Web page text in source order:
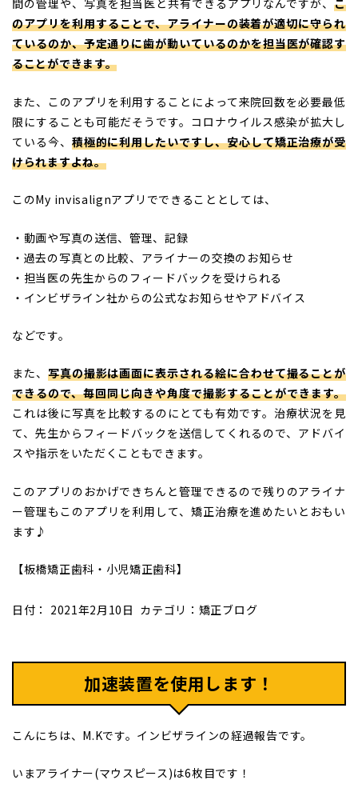
間の管理や、写真を担当医と共有できるアプリなんですが、こ
のアプリを利用することで、アライナーの装着が適切に守られ
ているのか、予定通りに歯が動いているのかを担当医が確認す
ることができます。
また、このアプリを利用することによって来院回数を必要最低
限にすることも可能だそうです。コロナウイルス感染が拡大し
ている今、 積極的に利用したいですし、安心して矯正治療が受
けられますよね。
このMy invisalignアプリでできることとしては、
・動画や写真の送信、管理、記録
・過去の写真との比較、アライナーの交換のお知らせ
・担当医の先生からのフィードバックを受けられる
・インビザライン社からの公式なお知らせやアドバイス
などです。
また、 写真の撮影は画面に表示される絵に合わせて撮ることが
できるので、毎回同じ向きや角度で撮影することができます。
これは後に写真を比較するのにとても有効です。治療状況を見
て、先生からフィードバックを送信してくれるので、アドバイ
スや指示をいただくこともできます。
このアプリのおかげできちんと管理できるので残りのアライナ
ー管理もこのアプリを利用して、矯正治療を進めたいとおもい
ます♪
【板橋矯正歯科・小児矯正歯科】
日付： 2021年2月10日 カテゴリ： 矯正ブログ
加速装置を使用します！
こんにちは、M.Kです。インビザラインの経過報告です。
いまアライナー(マウスピース)は6枚目です！